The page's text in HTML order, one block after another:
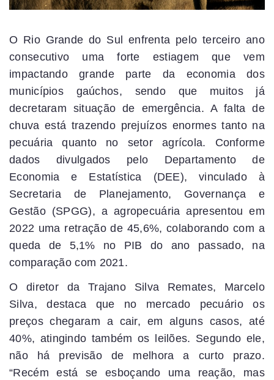
O Rio Grande do Sul enfrenta pelo terceiro ano
consecutivo uma forte estiagem que vem
impactando grande parte da economia dos
municípios gaúchos, sendo que muitos já
decretaram situação de emergência. A falta de
chuva está trazendo prejuízos enormes tanto na
pecuária quanto no setor agrícola. Conforme
dados divulgados pelo Departamento de
Economia e Estatística (DEE), vinculado à
Secretaria de Planejamento, Governança e
Gestão (SPGG), a agropecuária apresentou em
2022 uma retração de 45,6%, colaborando com a
queda de 5,1% no PIB do ano passado, na
comparação com 2021.
O diretor da Trajano Silva Remates, Marcelo
Silva, destaca que no mercado pecuário os
preços chegaram a cair, em alguns casos, até
40%, atingindo também os leilões. Segundo ele,
não há previsão de melhora a curto prazo.
“Recém está se esboçando uma reação, mas